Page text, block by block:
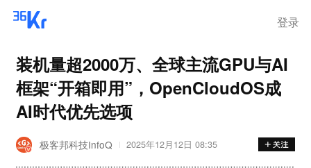
登录
装机量超2000万、全球主流GPU与AI
框架“开箱即用”，OpenCloudOS成
AI时代优先选项
极客邦科技InfoQ 2025年12月12日 08:35